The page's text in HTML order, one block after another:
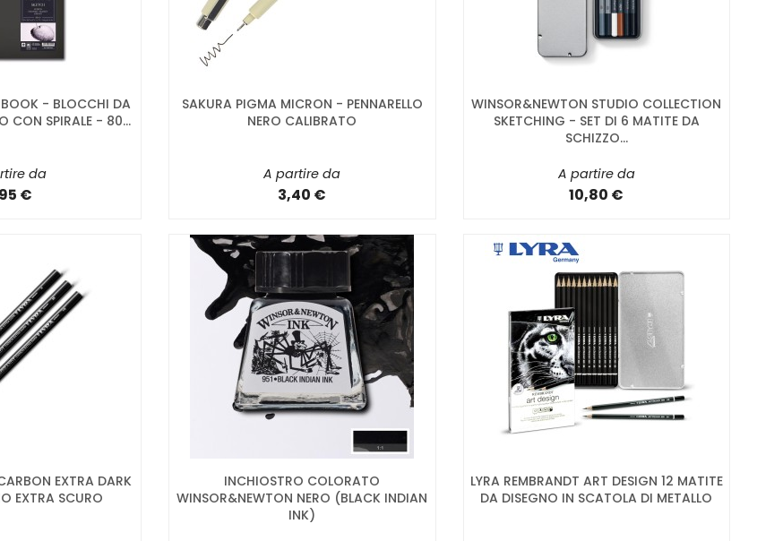
- BLOCCHI DA
CON SPIRALE - 80...
da
€
SAKURA PIGMA MICRON - PENNARELLO
NERO CALIBRATO
A partire da
3,40 €
WINSOR&NEWTON STUDIO COLLECTION
SKETCHING - SET DI 6 MATITE DA
SCHIZZO...
A partire da
10,80 €
EXTRA DARK
EXTRA SCURO
INCHIOSTRO COLORATO
WINSOR&NEWTON NERO (BLACK INDIAN
INK)
LYRA REMBRANDT ART DESIGN 12 MATITE
DA DISEGNO IN SCATOLA DI METALLO